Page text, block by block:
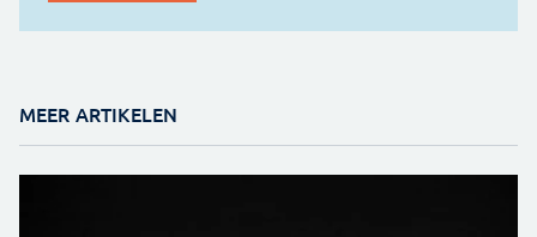
MEER ARTIKELEN